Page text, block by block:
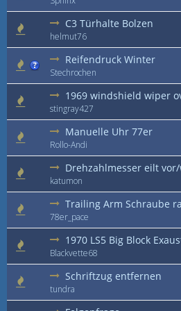
C3 Türhalte Bolzen
helmut76
Reifendruck Winter
Stechrochen
1969 windshield wiper
stingray427
Manuelle Uhr 77er
Rollo-Andi
Drehzahlmesser eilt
katumon
Trailing Arm Schraube
78er_pace
1970 LS5 Big Block
Blackvette68
Schriftzug entfernen
tundra